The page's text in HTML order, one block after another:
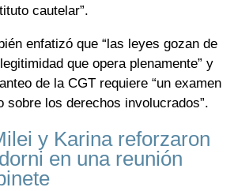
cautelar”.
enfatizó que “las leyes gozan de
que opera plenamente” y
de la CGT requiere “un examen
sobre los derechos involucrados”.
y Karina reforzaron
en una reunión